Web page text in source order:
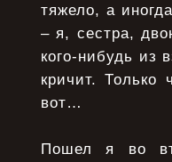
тяжело, а
– я, сестра,
кого-нибудь из
кричит. Только
вот…
Пошел я во